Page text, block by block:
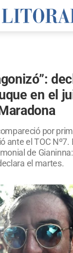
en el
por
ante el TOC Nº7.
de
el martes.